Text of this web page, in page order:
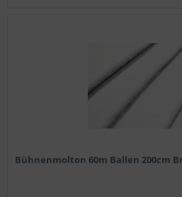
Bühnenmolton 60m Ballen 200cm